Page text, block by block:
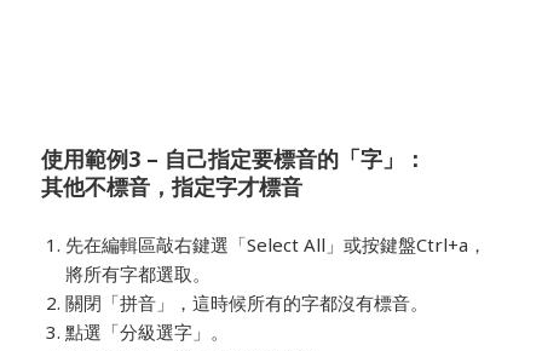
使用範例3 – 自己指定要標音的「字」：
其他不標音，指定字才標音
先在編輯區敲右鍵選「Select All」或按鍵盤Ctrl+a，
將所有字都選取。
關閉「拼音」，這時候所有的字都沒有標音。
點選「分級選字」。